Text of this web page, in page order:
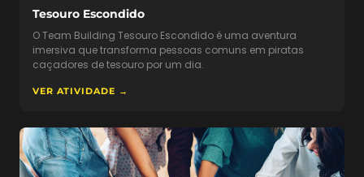
Tesouro Escondido
O Team Building Tesouro Escondido é uma aventura
imersiva que transforma pessoas comuns em piratas
caçadores de tesouro por um dia.
VER ATIVIDADE →